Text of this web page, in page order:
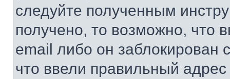
следуйте полученным
получено, то возможно, что
email либо он
что ввели правильный адрес